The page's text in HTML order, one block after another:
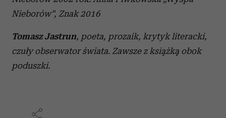
Partnerzy mogą połączyć te informacje z innymi danymi
korzystania z ich usług.
Nieborów”, Znak 2016
Tomasz Jastrun, poeta, prozaik, krytyk literacki,
czuły obserwator świata. Zawsze z książką obok
poduszki.